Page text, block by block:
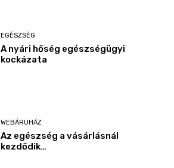
EGÉSZSÉG
A nyári hőség egészségügyi
kockázata
WEBÁRUHÁZ
Az egészség a vásárlásnál
kezdődik…